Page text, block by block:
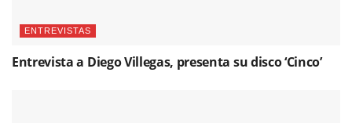
ENTREVISTAS
Entrevista a Diego Villegas, presenta su disco ‘Cinco’